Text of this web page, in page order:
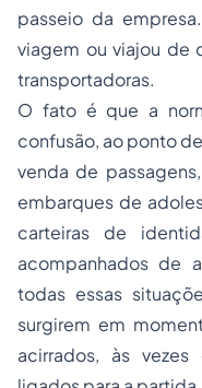
passeio da
viagem ou viajou de
transportadoras.
O fato é que a
confusão, ao ponto
venda de
embarques de
carteiras de
acompanhados de
todas essas
surgirem em
acirrados, às